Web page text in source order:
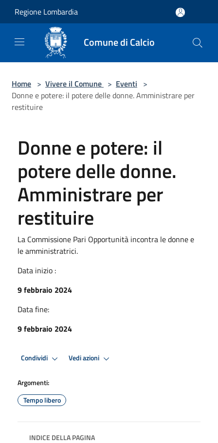
Regione Lombardia
Comune di Calcio
Home > Vivere il Comune > Eventi >
Donne e potere: il potere delle donne. Amministrare per
restituire
Donne e potere: il
potere delle donne.
Amministrare per
restituire
La Commissione Pari Opportunità incontra le donne e
le amministratrici.
Data inizio :
9 febbraio 2024
Data fine:
9 febbraio 2024
Condividi Vedi azioni
Argomenti:
Tempo libero
INDICE DELLA PAGINA